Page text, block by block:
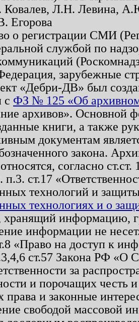
Л.Н. Левина,
Егорова
о регистрации СМИ
службой по
зарубежные
«Дебри-ДВ» был
с ФЗ № 125 «Об
архивов». Основной
книги, а также
документам
закона.
согласно
п.3. ст.17
технологий и
технологиях и о
информацию,
информации не
«Право на доступ к
ст.57 Закона РФ «О
за
и порочащих честь
и законные
свободой массовой